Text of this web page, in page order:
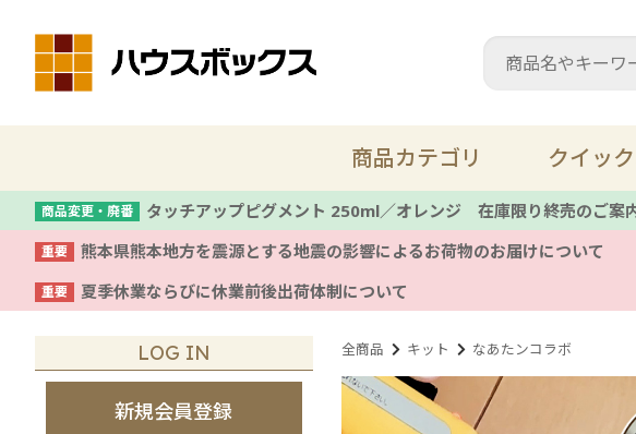
商品変更・廃番 タッチアップピグメント 250ml／オレンジ 在庫限り終売のご案
重要 熊本県熊本地方を震源とする地震の影響によるお荷物のお届けについて
重要 夏季休業ならびに休業前後出荷体制について
商品カテゴリ
着色剤・塗料
コテ
クイッ
全商品 キット なあたンコラボ
LOG IN
新規会員登録